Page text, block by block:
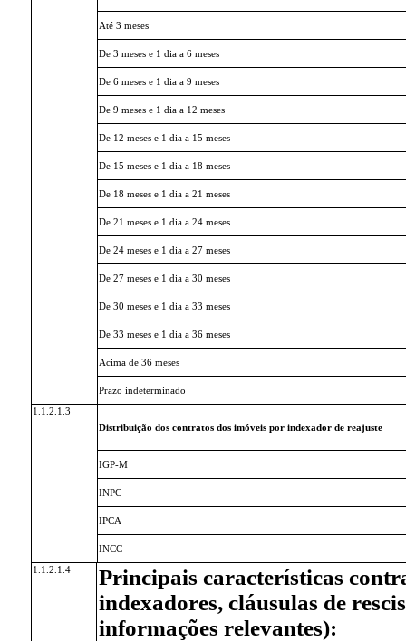
Até 3 meses
De 3 meses e 1 dia a 6 meses
De 6 meses e 1 dia a 9 meses
De 9 meses e 1 dia a 12 meses
De 12 meses e 1 dia a 15 meses
De 15 meses e 1 dia a 18 meses
De 18 meses e 1 dia a 21 meses
De 21 meses e 1 dia a 24 meses
De 24 meses e 1 dia a 27 meses
De 27 meses e 1 dia a 30 meses
De 30 meses e 1 dia a 33 meses
De 33 meses e 1 dia a 36 meses
Acima de 36 meses
Prazo indeterminado
1.1.2.1.3
Distribuição dos contratos dos imóveis por indexador de reajuste
IGP-M
INPC
IPCA
INCC
1.1.2.1.4
Principais características
indexadores, cláusulas de
informações relevantes):